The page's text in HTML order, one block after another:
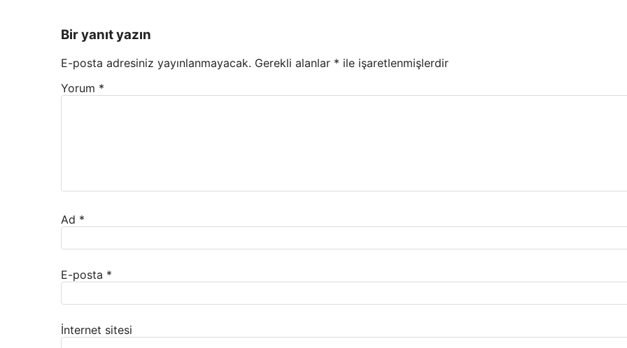
Bir yanıt yazın
E-posta adresiniz yayınlanmayacak. Gerekli alanlar * ile işaretlenmişlerdir
Yorum *
Ad *
E-posta *
İnternet sitesi